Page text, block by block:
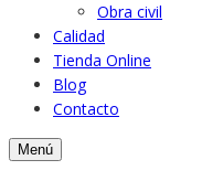
Obra civil
Calidad
Tienda Online
Blog
Contacto
Menú